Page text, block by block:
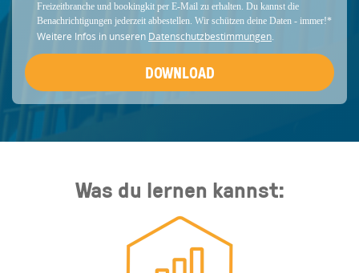
Freizeitbranche und bookingkit per E-Mail zu erhalten. Du kannst die
Benachrichtigungen jederzeit abbestellen. Wir schützen deine Daten - immer!*
Weitere Infos in unseren Datenschutzbestimmungen.
Was du lernen kannst: